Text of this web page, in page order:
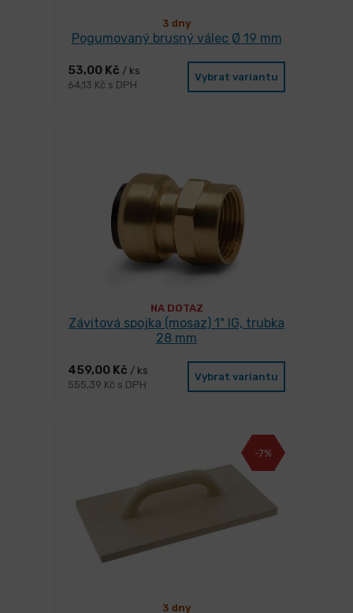
3 dny
Pogumovaný brusný válec Ø 19 mm
53,00 Kč / ks
64,13 Kč s DPH
Vybrat variantu
NA DOTAZ
Závitová spojka (mosaz) 1" IG, trubka
28 mm
459,00 Kč / ks
555,39 Kč s DPH
Vybrat variantu
-7%
3 dny